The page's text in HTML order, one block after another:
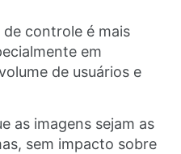
controle é mais
em
de usuários e
as imagens sejam as
sem impacto sobre